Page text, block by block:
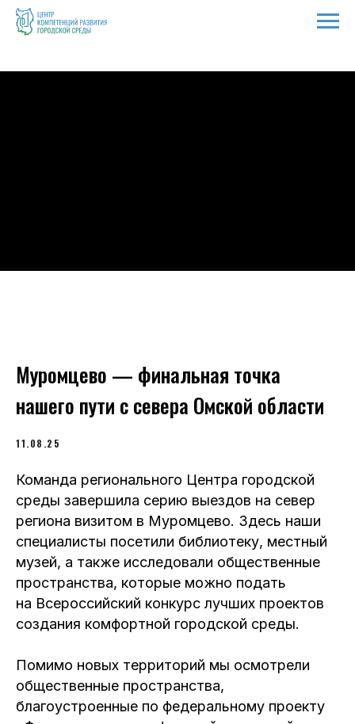
Муромцево — финальная точка
нашего пути с севера Омской области
11.08.25
Команда регионального Центра городской
среды завершила серию выездов на север
региона визитом в Муромцево. Здесь наши
специалисты посетили библиотеку, местный
музей, а также исследовали общественные
пространства, которые можно подать
на Всероссийский конкурс лучших проектов
создания комфортной городской среды.
Помимо новых территорий мы осмотрели
общественные пространства,
благоустроенные по федеральному проекту